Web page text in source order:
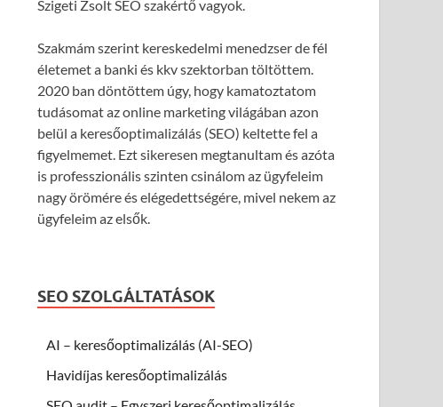
Szigeti Zsolt SEO szakértő vagyok.
Szakmám szerint kereskedelmi menedzser de fél
életemet a banki és kkv szektorban töltöttem.
2020 ban döntöttem úgy, hogy kamatoztatom
tudásomat az online marketing világában azon
belül a keresőoptimalizálás (SEO) keltette fel a
figyelmemet. Ezt sikeresen megtanultam és azóta
is professzionális szinten csinálom az ügyfeleim
nagy örömére és elégedettségére, mivel nekem az
ügyfeleim az elsők.
SEO SZOLGÁLTATÁSOK
AI – keresőoptimalizálás (AI-SEO)
Havidíjas keresőoptimalizálás